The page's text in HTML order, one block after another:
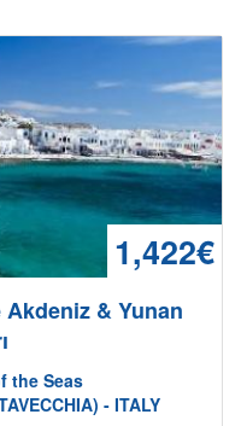
1,422€
& Yunan
the Seas
- ITALY